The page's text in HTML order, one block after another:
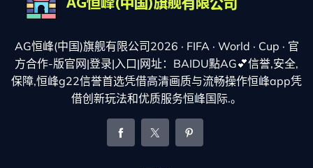
AG恒峰(中国)旗舰有限公司2026 · FIFA · World · Cup · 官
方合作-版官网|登录|入口|网址：BAIDU點AG💕信誉,安全,
保障,恒峰g22信誉首选凭借高清画质与流畅操作恒峰app凭
借创新玩法和优质服务恒峰国际.。